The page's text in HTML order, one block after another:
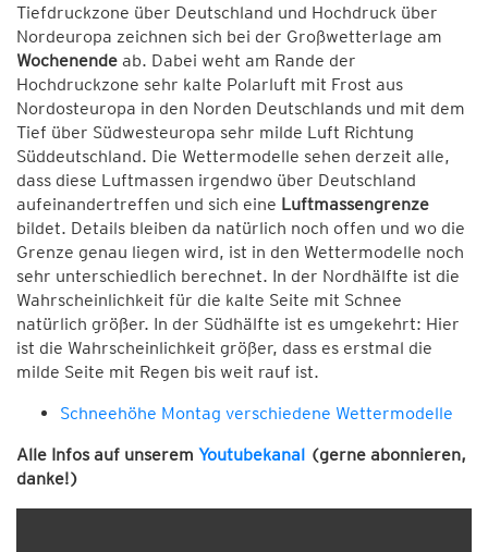
Tiefdruckzone über Deutschland und Hochdruck über
Nordeuropa zeichnen sich bei der Großwetterlage am
Wochenende ab. Dabei weht am Rande der
Hochdruckzone sehr kalte Polarluft mit Frost aus
Nordosteuropa in den Norden Deutschlands und mit dem
Tief über Südwesteuropa sehr milde Luft Richtung
Süddeutschland. Die Wettermodelle sehen derzeit alle,
dass diese Luftmassen irgendwo über Deutschland
aufeinandertreffen und sich eine Luftmassengrenze
bildet. Details bleiben da natürlich noch offen und wo die
Grenze genau liegen wird, ist in den Wettermodelle noch
sehr unterschiedlich berechnet. In der Nordhälfte ist die
Wahrscheinlichkeit für die kalte Seite mit Schnee
natürlich größer. In der Südhälfte ist es umgekehrt: Hier
ist die Wahrscheinlichkeit größer, dass es erstmal die
milde Seite mit Regen bis weit rauf ist.
Schneehöhe Montag verschiedene Wettermodelle
Alle Infos auf unserem Youtubekanal (gerne abonnieren,
danke!)